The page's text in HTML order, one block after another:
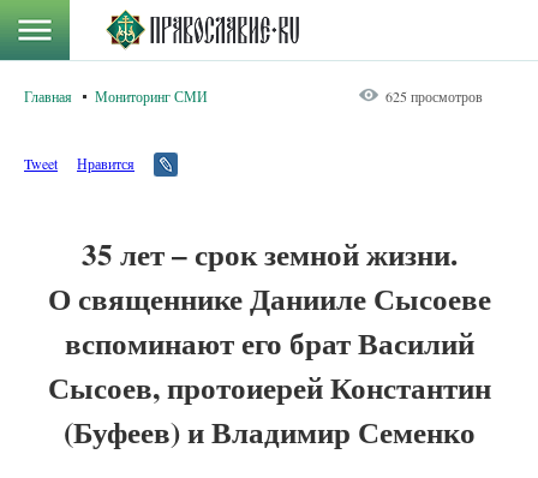
Главная Мониторинг СМИ 625 просмотров
Tweet Нравится
35 лет – срок земной жизни.
О священнике Данииле Сысоеве
вспоминают его брат Василий
Сысоев, протоиерей Константин
(Буфеев) и Владимир Семенко